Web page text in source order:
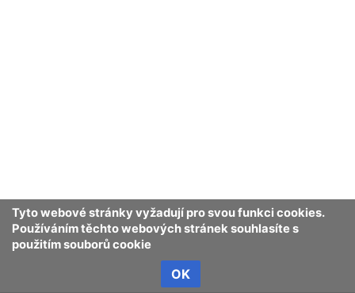
Tyto webové stránky vyžadují pro svou funkci cookies.
Používáním těchto webových stránek souhlasíte s
použitím souborů cookie
OK